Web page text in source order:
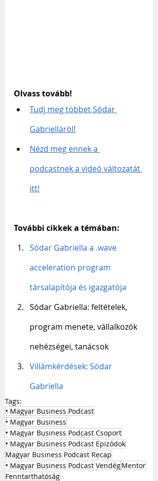
Olvass tovább!
Tudj meg többet Sódar
Gabrielláról!
Nézd meg ennek a
podcastnek a videó változatát
itt!
További cikkek a témában:
Sódar Gabriella a .wave
acceleration program
társalapítója és igazgatója
Sódar Gabriella: feltételek,
program menete, vállalkozók
nehézségei, tanácsok
Villámkérdések: Sódar
Gabriella
Tags:
• Magyar Business Podcast
• Magyar Business
• Magyar Business Podcast Csoport
• Magyar Business Podcast Epizódok
Magyar Business Podcast Recap
• Magyar Business Podcast VendégMentor
Fenntarthatóság